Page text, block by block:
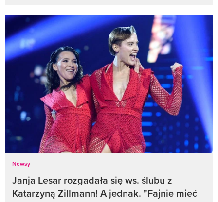
Newsy
Janja Lesar rozgadała się ws. ślubu z
Katarzyną Zillmann! A jednak. "Fajnie mieć